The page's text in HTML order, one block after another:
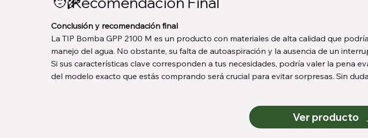
Conclusión y recomendación final
La TIP Bomba GPP 2100 M es un producto con materiales de alta calidad que
manejo del agua. No obstante, su falta de autoaspiración y la ausencia de un
Si sus características clave corresponden a tus necesidades, podría valer la pena
del modelo exacto que estás comprando será crucial para evitar sorpresas. Sin
Ver producto